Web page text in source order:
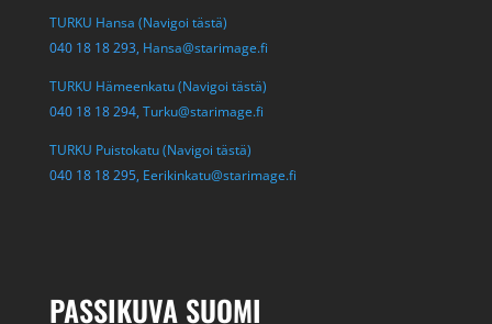
TURKU Hansa (Navigoi tästä)
040 18 18 293, Hansa@starimage.fi
TURKU Hämeenkatu (Navigoi tästä)
040 18 18 294, Turku@starimage.fi
TURKU Puistokatu (Navigoi tästä)
040 18 18 295, Eerikinkatu@starimage.fi
PASSIKUVA SUOMI